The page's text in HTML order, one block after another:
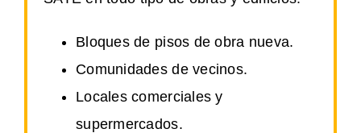
Bloques de pisos de obra nueva.
Comunidades de vecinos.
Locales comerciales y
supermercados.